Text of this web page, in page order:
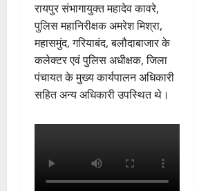
रायपुर संभागायुक्त महादेव कावरे,
पुलिस महानिरीक्षक अमरेश मिश्रा,
महासमुंद, गरियाबंद, बलौदाबाजार के
कलेक्टर एवं पुलिस अधीक्षक, जिला
पंचायत के मुख्य कार्यपालन अधिकारी
सहित अन्य अधिकारी उपस्थित थे।